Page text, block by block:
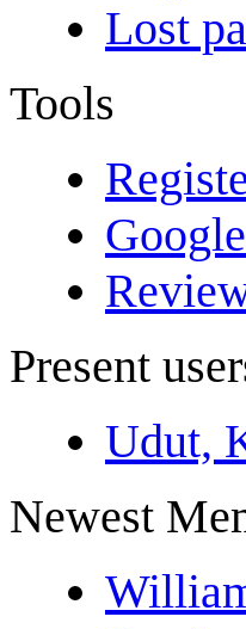
Lost
Tools
Present
Udut,
Newest